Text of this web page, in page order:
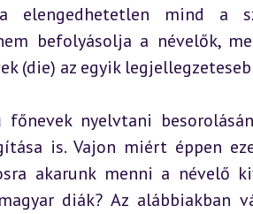
elengedhetetlen mind
befolyásolja a névelők,
(die) az egyik
nyelvtani
is. Vajon miért éppen
akarunk menni a névelő
diák? Az alábbiakban